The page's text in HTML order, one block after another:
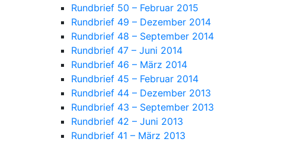
Rundbrief 50 – Februar 2015
Rundbrief 49 – Dezember 2014
Rundbrief 48 – September 2014
Rundbrief 47 – Juni 2014
Rundbrief 46 – März 2014
Rundbrief 45 – Februar 2014
Rundbrief 44 – Dezember 2013
Rundbrief 43 – September 2013
Rundbrief 42 – Juni 2013
Rundbrief 41 – März 2013